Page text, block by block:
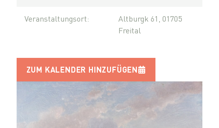
Veranstaltungsort:
Altburgk 61, 01705
Freital
ZUM KALENDER HINZUFÜGEN